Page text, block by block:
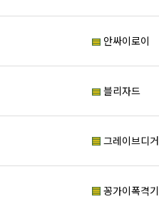
안싸이로이
블리자드
그레이브디거
꽁가이폭격기